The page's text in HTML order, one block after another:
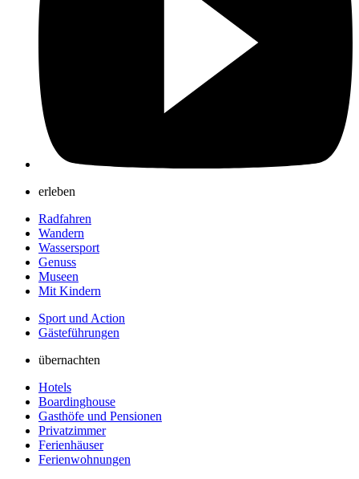
erleben
Radfahren
Wandern
Wassersport
Genuss
Museen
Mit Kindern
Sport und Action
Gästeführungen
übernachten
Hotels
Boardinghouse
Gasthöfe und Pensionen
Privatzimmer
Ferienhäuser
Ferienwohnungen